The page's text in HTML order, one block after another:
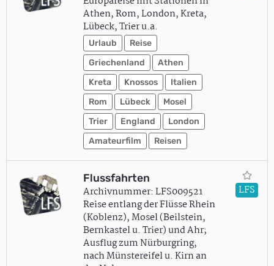
Athen, Rom, London, Kreta,
Lübeck, Trier u.a.
Urlaub
Reise
Griechenland
Athen
Kreta
Knossos
Italien
Rom
Lübeck
Mosel
Trier
England
London
Amateurfilm
Reisen
Flussfahrten
Archivnummer: LFS009521
Reise entlang der Flüsse Rhein
(Koblenz), Mosel (Beilstein,
Bernkastel u. Trier) und Ahr;
Ausflug zum Nürburgring,
nach Münstereifel u. Kirn an
LFS